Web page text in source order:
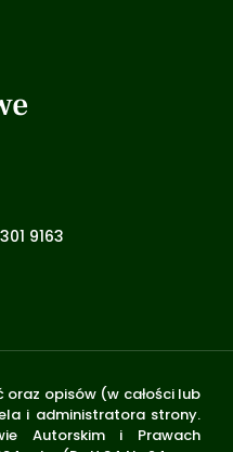
9163
oraz opisów (w całości lub
i administratora strony.
Autorskim i Prawach